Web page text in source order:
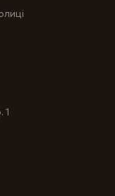
1